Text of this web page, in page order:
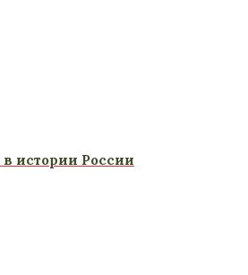
в истории России